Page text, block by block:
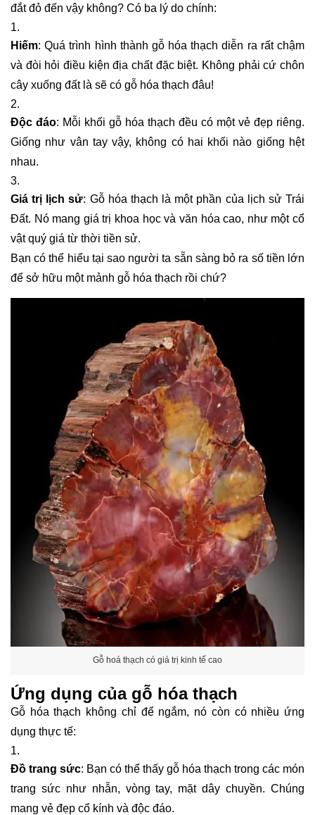
đắt đỏ đến vậy không? Có ba lý do chính:
Hiếm: Quá trình hình thành gỗ hóa thạch diễn ra rất chậm
và đòi hỏi điều kiện địa chất đặc biệt. Không phải cứ chôn
cây xuống đất là sẽ có gỗ hóa thạch đâu!
Độc đáo: Mỗi khối gỗ hóa thạch đều có một vẻ đẹp riêng.
Giống như vân tay vậy, không có hai khối nào giống hệt
nhau.
Giá trị lịch sử: Gỗ hóa thạch là một phần của lịch sử Trái
Đất. Nó mang giá trị khoa học và văn hóa cao, như một cổ
vật quý giá từ thời tiền sử.
Bạn có thể hiểu tại sao người ta sẵn sàng bỏ ra số tiền lớn
để sở hữu một mảnh gỗ hóa thạch rồi chứ?
Gỗ hoá thạch có giá trị kinh tế cao
Ứng dụng của gỗ hóa thạch
Gỗ hóa thạch không chỉ để ngắm, nó còn có nhiều ứng
dụng thực tế:
Đồ trang sức: Bạn có thể thấy gỗ hóa thạch trong các món
trang sức như nhẫn, vòng tay, mặt dây chuyền. Chúng
mang vẻ đẹp cổ kính và độc đáo.